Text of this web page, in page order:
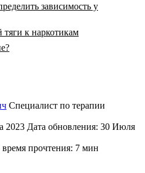
зависимость у
тяги к наркотикам
Специалист по терапии
2023 Дата обновления: 30 Июля
время прочтения: 7 мин